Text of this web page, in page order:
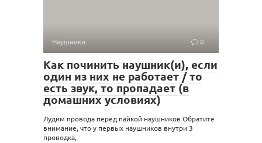
Наушники 0
Как починить наушник(и), если
один из них не работает / то
есть звук, то пропадает (в
домашних условиях)
Лудим провода перед пайкой наушников Обратите
внимание, что у первых наушников внутри 3
проводка,